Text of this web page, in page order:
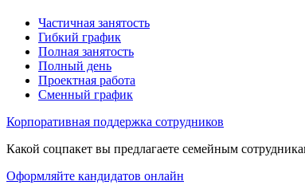
Частичная занятость
Гибкий график
Полная занятость
Полный день
Проектная работа
Сменный график
Корпоративная поддержка сотрудников
Какой соцпакет вы предлагаете семейным
Оформляйте кандидатов онлайн